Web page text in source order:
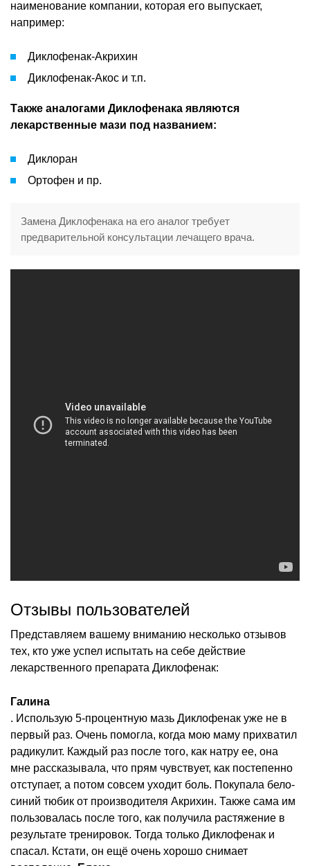
наименование компании, которая его выпускает,
например:
Диклофенак-Акрихин
Диклофенак-Акос и т.п.
Также аналогами Диклофенака являются
лекарственные мази под названием:
Диклоран
Ортофен и пр.
Замена Диклофенака на его аналог требует
предварительной консультации лечащего врача.
Отзывы пользователей
Представляем вашему вниманию несколько отзывов
тех, кто уже успел испытать на себе действие
лекарственного препарата Диклофенак:
Галина
. Использую 5-процентную мазь Диклофенак уже не в
первый раз. Очень помогла, когда мою маму прихватил
радикулит. Каждый раз после того, как натру ее, она
мне рассказывала, что прям чувствует, как постепенно
отступает, а потом совсем уходит боль. Покупала бело-
синий тюбик от производителя Акрихин. Также сама им
пользовалась после того, как получила растяжение в
результате тренировок. Тогда только Диклофенак и
спасал. Кстати, он ещё очень хорошо снимает